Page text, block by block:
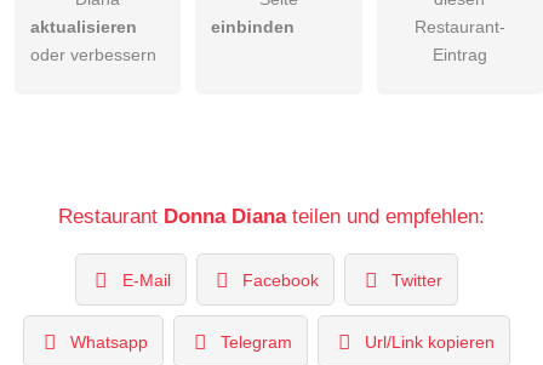
aktualisieren
oder verbessern
einbinden
Restaurant-
Eintrag
Restaurant Donna Dianateilen und empfehlen:
E-Mail Facebook Twitter
Whatsapp Telegram Url/Link kopieren